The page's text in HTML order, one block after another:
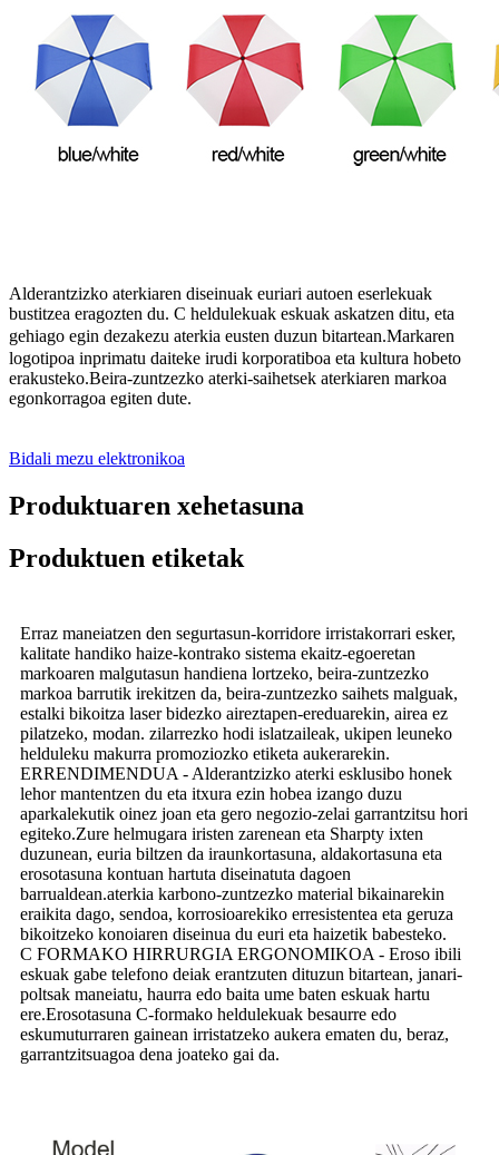
Alderantzizko aterkiaren diseinuak euriari autoen eserlekuak
bustitzea eragozten du. C heldulekuak eskuak askatzen ditu, eta
gehiago egin dezakezu aterkia eusten duzun bitartean.Markaren
logotipoa inprimatu daiteke irudi korporatiboa eta kultura hobeto
erakusteko.Beira-zuntzezko aterki-saihetsek aterkiaren markoa
egonkorragoa egiten dute.
Bidali mezu elektronikoa
Produktuaren xehetasuna
Produktuen etiketak
Erraz maneiatzen den segurtasun-korridore irristakorrari esker,
kalitate handiko haize-kontrako sistema ekaitz-egoeretan
markoaren malgutasun handiena lortzeko, beira-zuntzezko
markoa barrutik irekitzen da, beira-zuntzezko saihets malguak,
estalki bikoitza laser bidezko aireztapen-ereduarekin, airea ez
pilatzeko, modan. zilarrezko hodi islatzaileak, ukipen leuneko
helduleku makurra promoziozko etiketa aukerarekin.
ERRENDIMENDUA - Alderantzizko aterki esklusibo honek
lehor mantentzen du eta itxura ezin hobea izango duzu
aparkalekutik oinez joan eta gero negozio-zelai garrantzitsu hori
egiteko.Zure helmugara iristen zarenean eta Sharpty ixten
duzunean, euria biltzen da iraunkortasuna, aldakortasuna eta
erosotasuna kontuan hartuta diseinatuta dagoen
barrualdean.aterkia karbono-zuntzezko material bikainarekin
eraikita dago, sendoa, korrosioarekiko erresistentea eta geruza
bikoitzeko konoiaren diseinua du euri eta haizetik babesteko.
C FORMAKO HIRRURGIA ERGONOMIKOA - Eroso ibili
eskuak gabe telefono deiak erantzuten dituzun bitartean, janari-
poltsak maneiatu, haurra edo baita ume baten eskuak hartu
ere.Erosotasuna C-formako heldulekuak besaurre edo
eskumuturraren gainean irristatzeko aukera ematen du, beraz,
garrantzitsuagoa dena joateko gai da.